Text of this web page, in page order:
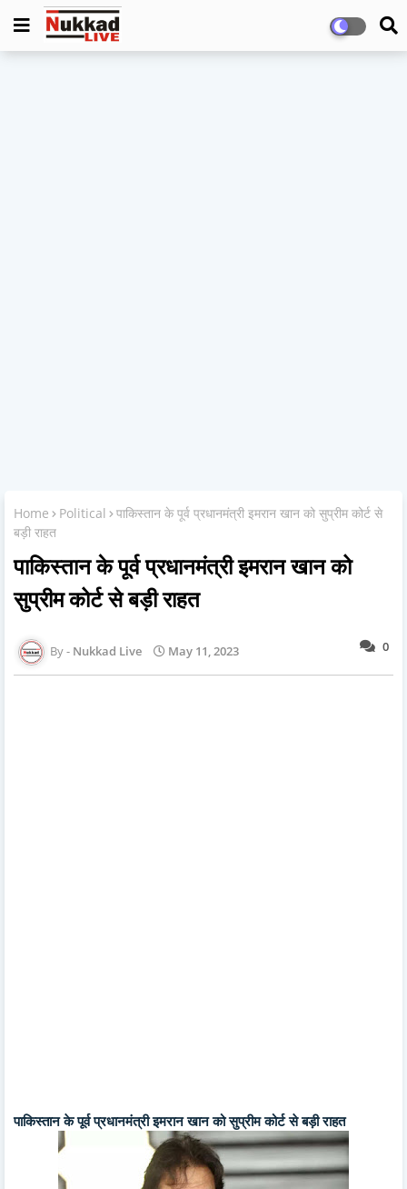
Home Political
पाकिस्तान के पूर्व प्रधानमंत्री इमरान खान को सुप्रीम कोर्ट से
बड़ी राहत
पाकिस्तान के पूर्व प्रधानमंत्री इमरान खान को
सुप्रीम कोर्ट से बड़ी राहत
0
Nukkad Live May 11, 2023
पाकिस्तान के पूर्व प्रधानमंत्री इमरान खान को सुप्रीम कोर्ट से बड़ी राहत